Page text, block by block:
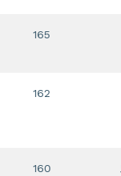
165
162
160